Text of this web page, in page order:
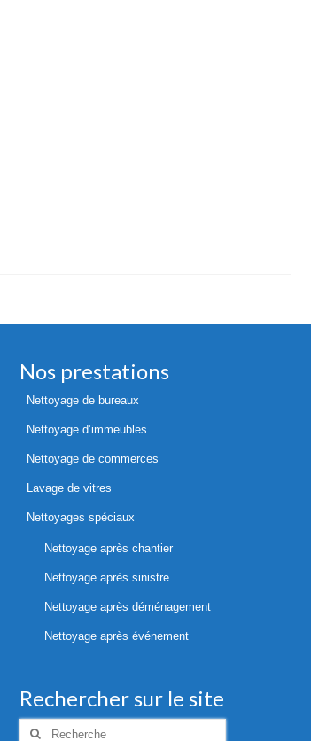
Nos prestations
Nettoyage de bureaux
Nettoyage d’immeubles
Nettoyage de commerces
Lavage de vitres
Nettoyages spéciaux
Nettoyage après chantier
Nettoyage après sinistre
Nettoyage après déménagement
Nettoyage après événement
Rechercher sur le site
Rechercher